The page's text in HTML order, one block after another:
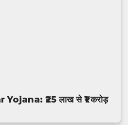
₹25 लाख से ₹1 करोड़